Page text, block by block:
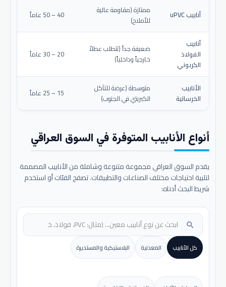
أنابيب uPVC
ممتازة (مقاومة عالية
للأملاح)
40 – 50 عاماً
أنابيب
الفولاذ
الكربوني
ضعيفة جداً (تتطلب عطلاً
خارجياً وداخلياً)
20 – 30 عاماً
الأنابيب
الخرسانية
متوسطة (عرضة للتآكل
الكبريتي في الجنوب)
15 – 25 عاماً
أنواع الأنابيب المتوفرة في السوق العراقي
يقدم السوق العراقي مجموعة متنوعة وشاملة من الأنابيب المصممة
لتلبية احتياجات مختلف الصناعات والتطبيقات. تصفح الفئات أو استخدم
شريط البحث أدناه:
search
كل الأنابيب المعدنية البلاستيكية والمستديرة